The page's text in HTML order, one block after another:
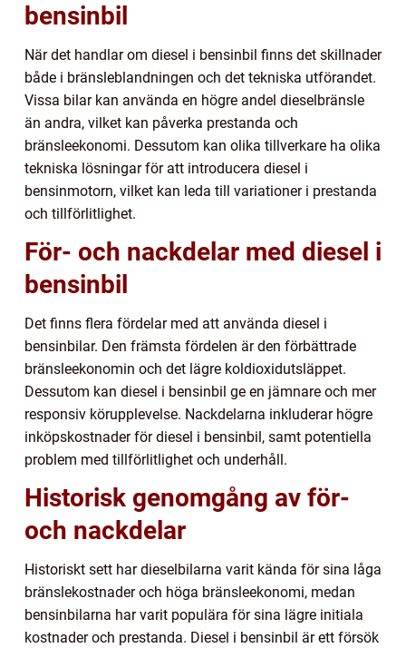
bensinbil
När det handlar om diesel i bensinbil finns det skillnader
både i bränsleblandningen och det tekniska utförandet.
Vissa bilar kan använda en högre andel dieselbränsle
än andra, vilket kan påverka prestanda och
bränsleekonomi. Dessutom kan olika tillverkare ha olika
tekniska lösningar för att introducera diesel i
bensinmotorn, vilket kan leda till variationer i prestanda
och tillförlitlighet.
För- och nackdelar med diesel i
bensinbil
Det finns flera fördelar med att använda diesel i
bensinbilar. Den främsta fördelen är den förbättrade
bränsleekonomin och det lägre koldioxidutsläppet.
Dessutom kan diesel i bensinbil ge en jämnare och mer
responsiv körupplevelse. Nackdelarna inkluderar högre
inköpskostnader för diesel i bensinbil, samt potentiella
problem med tillförlitlighet och underhåll.
Historisk genomgång av för-
och nackdelar
Historiskt sett har dieselbilarna varit kända för sina låga
bränslekostnader och höga bränsleekonomi, medan
bensinbilarna har varit populära för sina lägre initiala
kostnader och prestanda. Diesel i bensinbil är ett försök